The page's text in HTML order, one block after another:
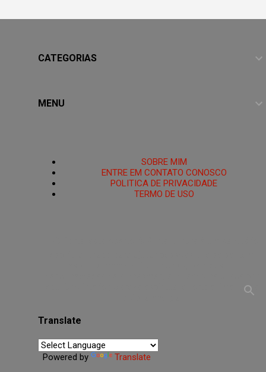
CATEGORIAS
MENU
SOBRE MIM
ENTRE EM CONTATO CONOSCO
POLITICA DE PRIVACIDADE
TERMO DE USO
equilíbrio interior, clareza espiritual e fortalecimento da
Translate
Powered by Translate